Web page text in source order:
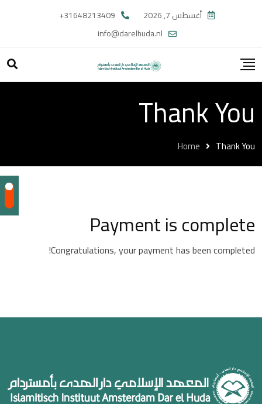
content
أغسطس 7, 2026
31648213409+
info@darelhuda.nl
Thank You
Home Thank You
Payment is complete
Congratulations, your payment has been completed!